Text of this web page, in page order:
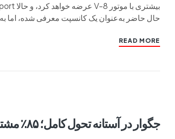
حال حاضر به‌عنوان یک کانسپت معرفی شده، اما به
READ MORE
جگوار در آستانه تحول کامل؛ ۸۵٪ مشتریان سابق، دیگر باز نمی‌گردند